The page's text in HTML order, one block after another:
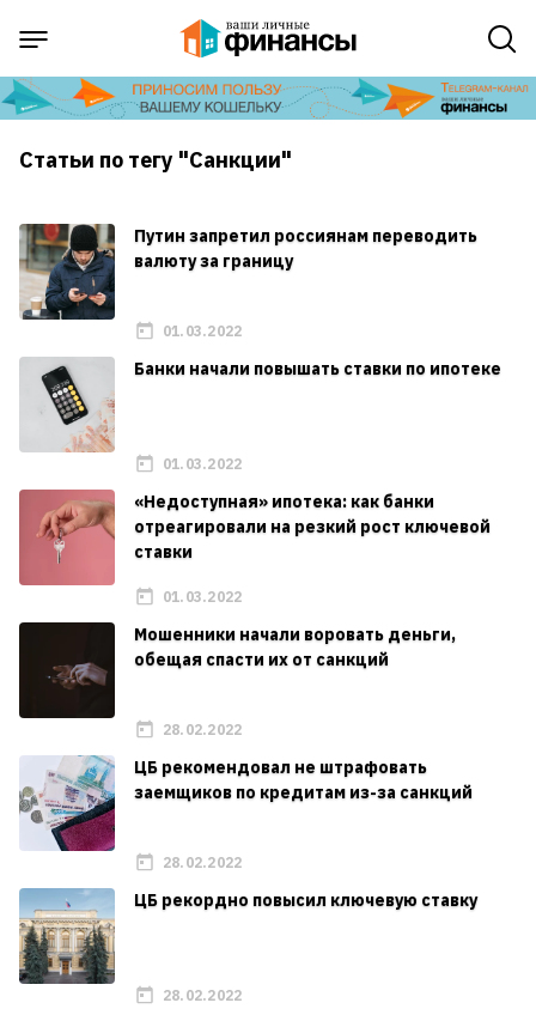
Статьи по тегу "Санкции"
Путин запретил россиянам переводить
валюту за границу
01.03.2022
Банки начали повышать ставки по ипотеке
01.03.2022
«Недоступная» ипотека: как банки
отреагировали на резкий рост ключевой
ставки
01.03.2022
Мошенники начали воровать деньги,
обещая спасти их от санкций
28.02.2022
ЦБ рекомендовал не штрафовать
заемщиков по кредитам из-за санкций
28.02.2022
ЦБ рекордно повысил ключевую ставку
28.02.2022